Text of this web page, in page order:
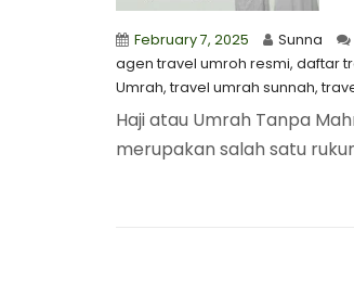
February 7, 2025 Sunna
agen travel umroh resmi, daftar
Umrah, travel umrah sunnah,
Haji atau Umrah Tanpa
merupakan salah satu